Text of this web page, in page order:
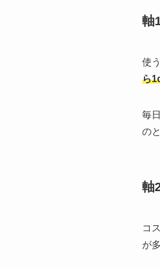
軸
使
ら
毎
の
軸
コ
が